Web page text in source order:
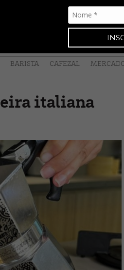
BARISTA CAFEZAL
italiana